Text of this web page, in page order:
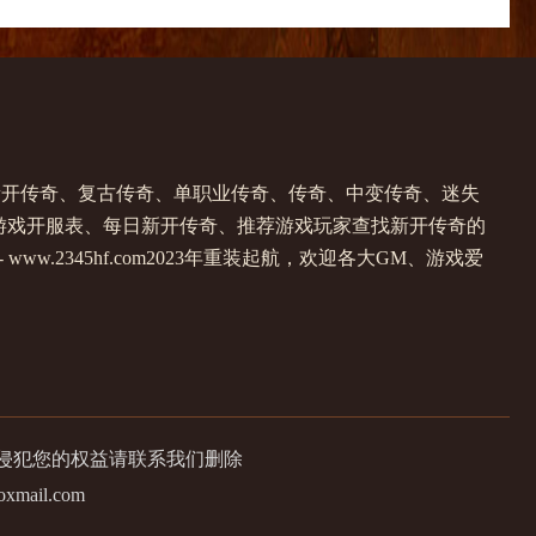
传奇、复古传奇、单职业传奇、传奇、中变传奇、迷失
开服表、每日新开传奇、推荐游戏玩家查找新开传奇的
年重装起航，欢迎各大GM、游戏爱
犯您的权益请联系我们删除